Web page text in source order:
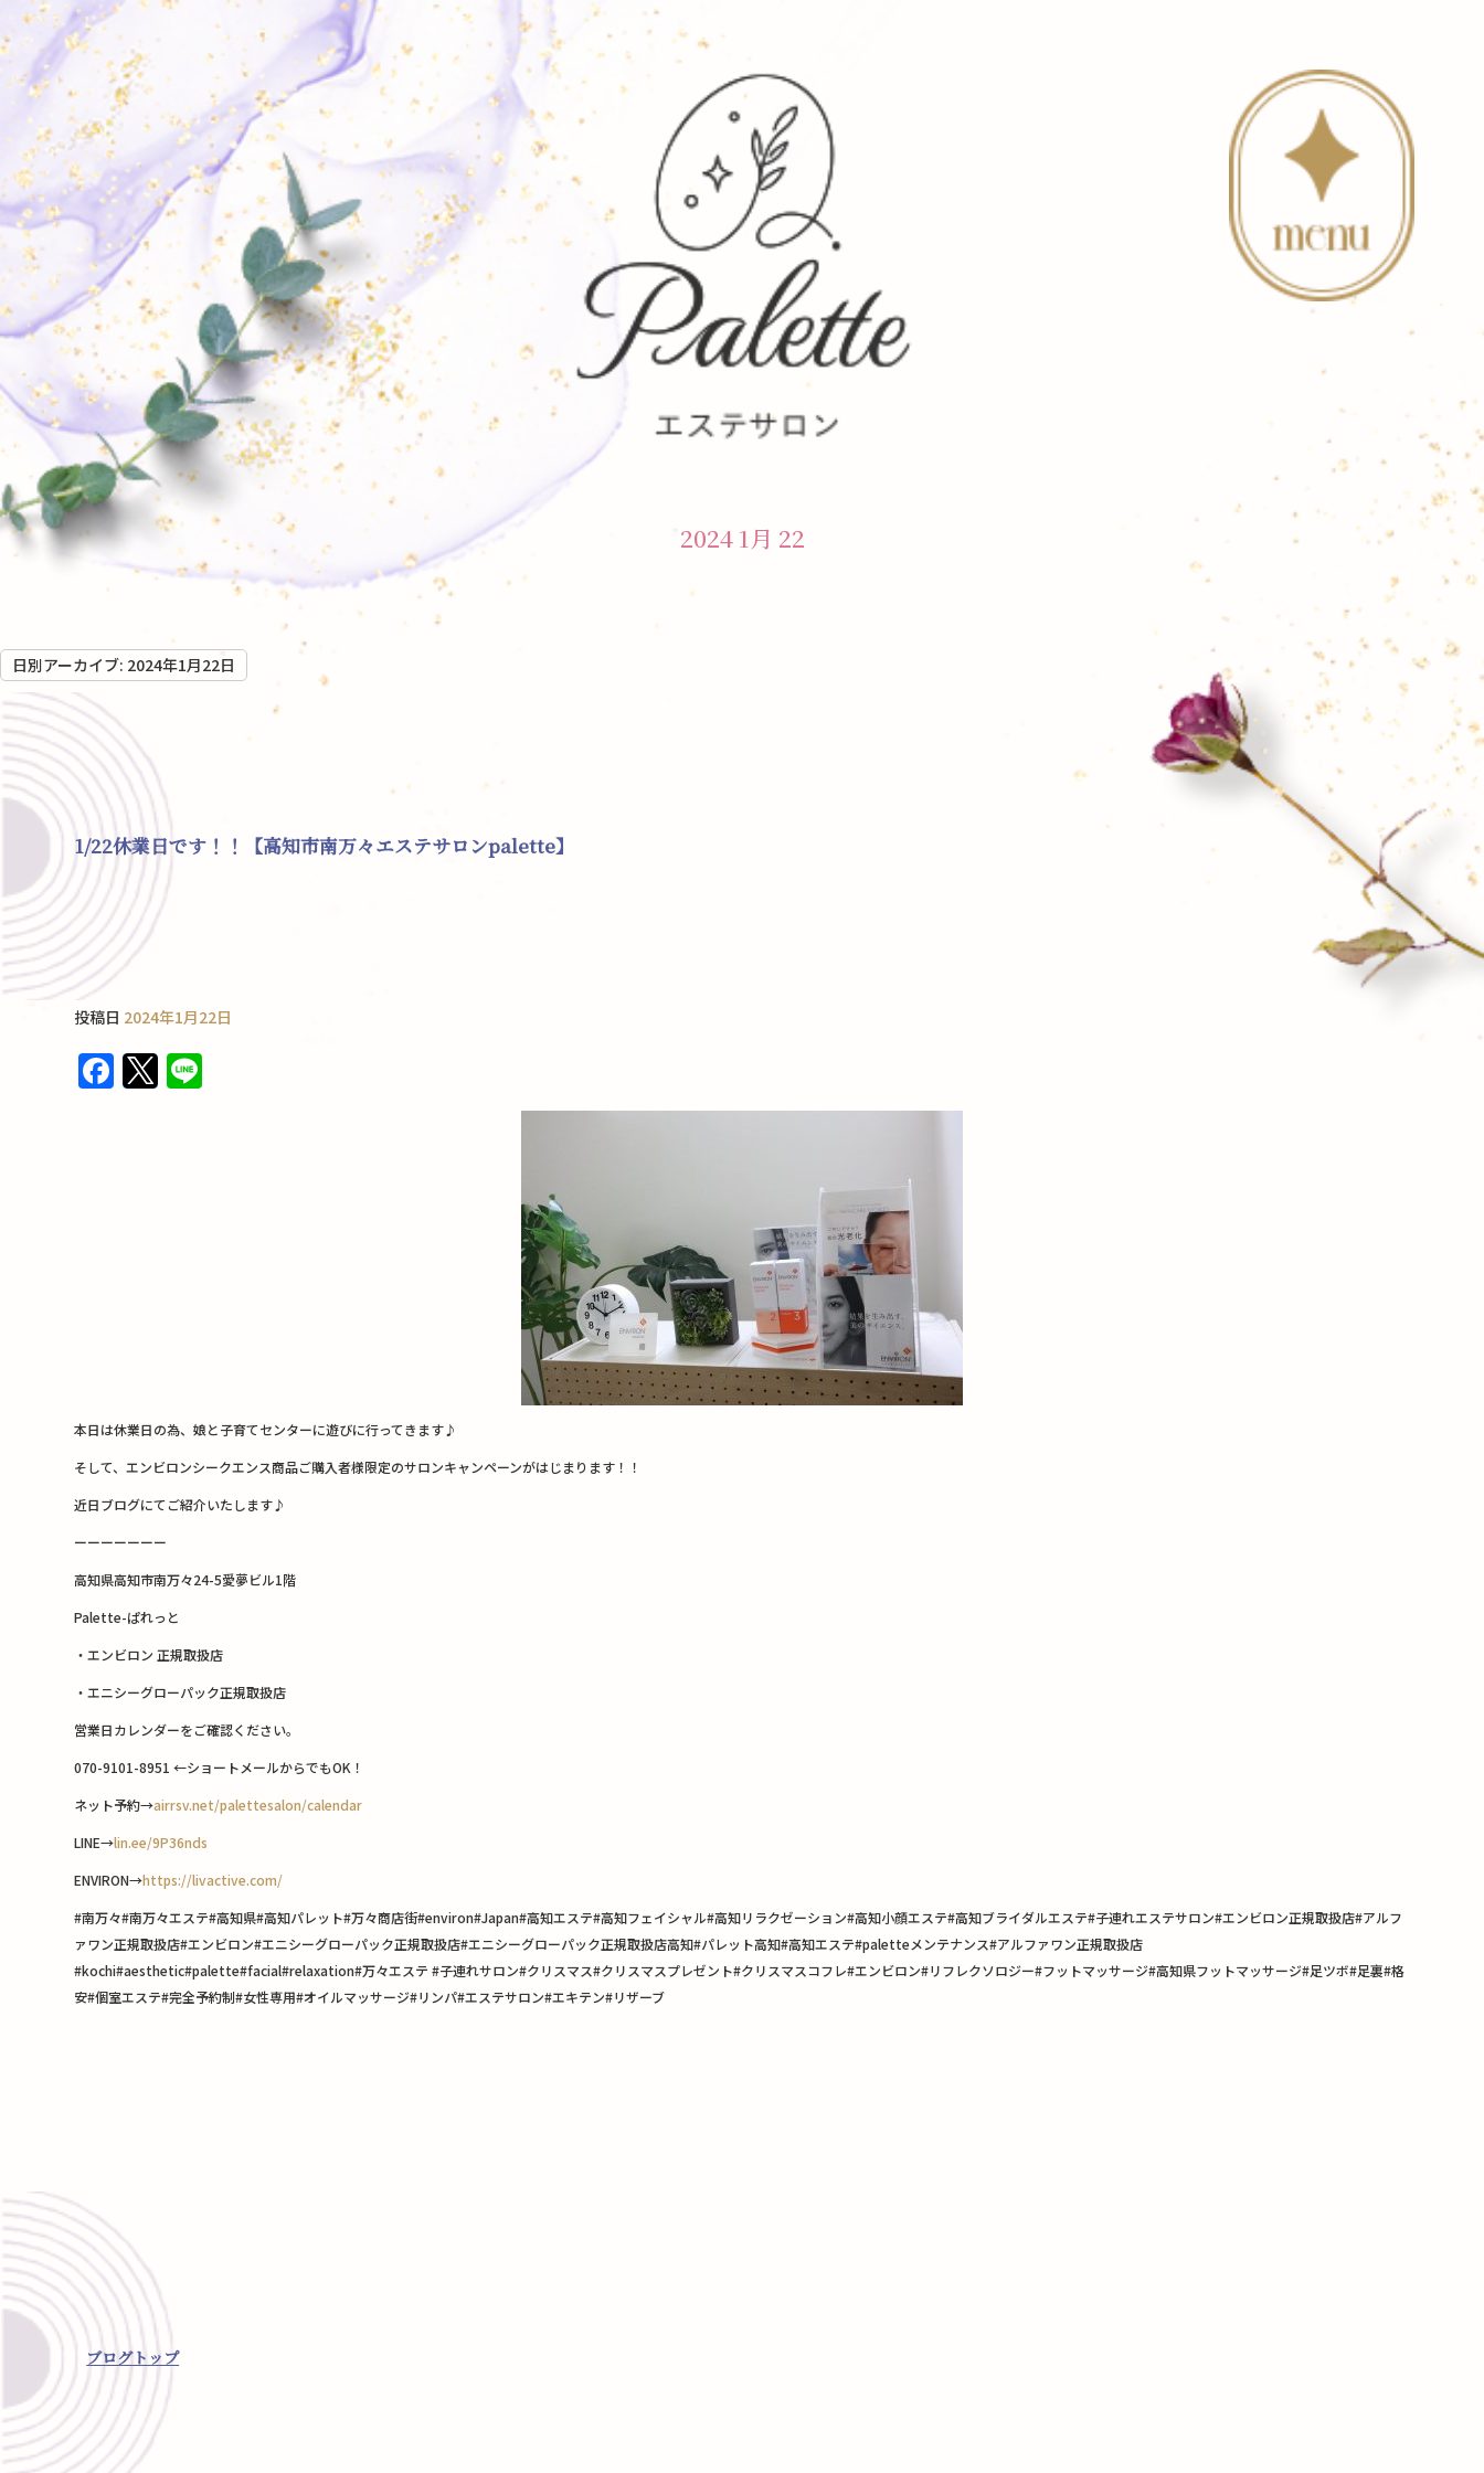
2024 1月 22
日別アーカイブ: 2024年1月22日
1/22休業日です！！【高知市南万々エステサロンpalette】
投稿日 2024年1月22日
F
a
T
w
本日は休業日の為、娘と子育てセンターに遊びに行ってきます♪
そして、エンビロンシークエンス商品ご購入者様限定のサロンキャンペーンがはじまります！！
近日ブログにてご紹介いたします♪
ーーーーーーー
高知県高知市南万々24-5愛夢ビル1階
Palette-ぱれっと
・エンビロン 正規取扱店
・エニシーグローパック正規取扱店
営業日カレンダーをご確認ください。
070-9101-8951 ←ショートメールからでもOK！
ネット予約→airrsv.net/palettesalon/calendar
LINE→lin.ee/9P36nds
ENVIRON→https://livactive.com/
#南万々#南万々エステ#高知県#高知パレット#万々商店街#environ#Japan#高知エステ#高知フェイシャル#高知リラクゼーション#高知小顔エステ#高知ブライダルエステ#子連れエステサロン#エンビロン正規取扱店#アルフ
ァワン正規取扱店#エンビロン#エニシーグローパック正規取扱店#エニシーグローパック正規取扱店高知#パレット高知#高知エステ#paletteメンテナンス#アルファワン正規取扱店
#kochi#aesthetic#palette#facial#relaxation#万々エステ #子連れサロン#クリスマス#クリスマスプレゼント#クリスマスコフレ#エンビロン#リフレクソロジー#フットマッサージ#高知県フットマッサージ#足ツボ#足裏#格
安#個室エステ#完全予約制#女性専用#オイルマッサージ#リンパ#エステサロン#エキテン#リザーブ
ブログトップ